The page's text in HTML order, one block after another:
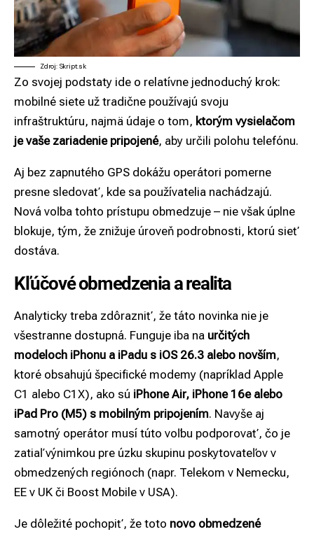
Zdroj: Skript.sk
Zo svojej podstaty ide o relatívne jednoduchý krok:
mobilné siete už tradične používajú svoju
infraštruktúru, najmä údaje o tom, ktorým vysielačom
je vaše zariadenie pripojené, aby určili polohu telefónu.
Aj bez zapnutého GPS dokážu operátori pomerne
presne sledovať, kde sa používatelia nachádzajú.
Nová voľba tohto prístupu obmedzuje – nie však úplne
blokuje, tým, že znižuje úroveň podrobnosti, ktorú sieť
dostáva.
Kľúčové obmedzenia a realita
Analyticky treba zdôrazniť, že táto novinka nie je
všestranne dostupná. Funguje iba na určitých
modeloch iPhonu a iPadu s iOS 26.3 alebo novším,
ktoré obsahujú špecifické modemy (napríklad Apple
C1 alebo C1X), ako sú iPhone Air, iPhone 16e alebo
iPad Pro (M5) s mobilným pripojením. Navyše aj
samotný operátor musí túto voľbu podporovať, čo je
zatiaľ výnimkou pre úzku skupinu poskytovateľov v
obmedzených regiónoch (napr. Telekom v Nemecku,
EE v UK či Boost Mobile v USA).
Je dôležité pochopiť, že toto novo obmedzené